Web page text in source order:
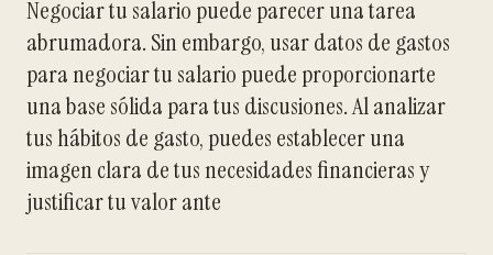
Negociar tu salario puede parecer una tarea
abrumadora. Sin embargo, usar datos de gastos
para negociar tu salario puede proporcionarte
una base sólida para tus discusiones. Al analizar
tus hábitos de gasto, puedes establecer una
imagen clara de tus necesidades financieras y
justificar tu valor ante